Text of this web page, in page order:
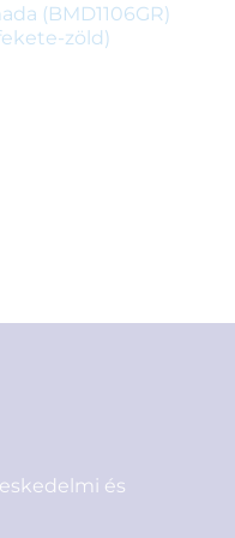
(BMD1106GR)
zöld)
és